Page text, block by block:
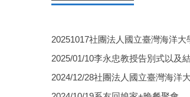
20251017社團法人國立臺灣海洋
2025/01/10李永忠教授告別式以及
2024/12/28社團法人國立臺灣海洋